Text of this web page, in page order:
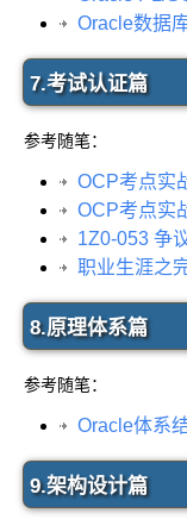
Oracle数据
7.考试认证篇
参考随笔：
OCP考点实
OCP考点实
1Z0-053 争
职业生涯之
8.原理体系篇
参考随笔：
Oracle体系
9.架构设计篇